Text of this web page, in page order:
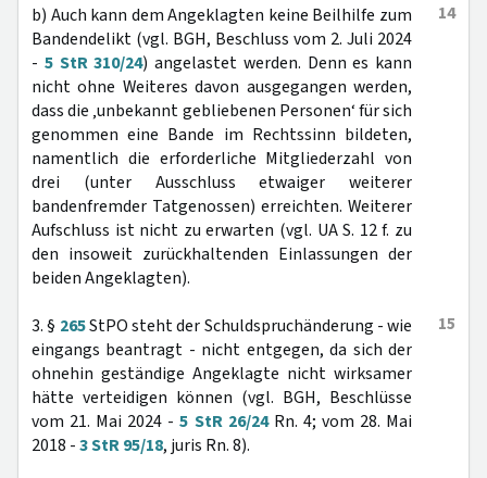
14
b) Auch kann dem Angeklagten keine Beilhilfe zum
Bandendelikt (vgl. BGH, Beschluss vom 2. Juli 2024
- 5 StR 310/24) angelastet werden. Denn es kann
nicht ohne Weiteres davon ausgegangen werden,
dass die ‚unbekannt gebliebenen Personen‘ für sich
genommen eine Bande im Rechtssinn bildeten,
namentlich die erforderliche Mitgliederzahl von
drei (unter Ausschluss etwaiger weiterer
bandenfremder Tatgenossen) erreichten. Weiterer
Aufschluss ist nicht zu erwarten (vgl. UA S. 12 f. zu
den insoweit zurückhaltenden Einlassungen der
beiden Angeklagten).
15
3. § 265StPO steht der Schuldspruchänderung - wie
eingangs beantragt - nicht entgegen, da sich der
ohnehin geständige Angeklagte nicht wirksamer
hätte verteidigen können (vgl. BGH, Beschlüsse
vom 21. Mai 2024 -5 StR 26/24Rn. 4; vom 28. Mai
2018 -3 StR 95/18, juris Rn. 8).